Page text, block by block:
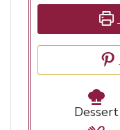
Dessert